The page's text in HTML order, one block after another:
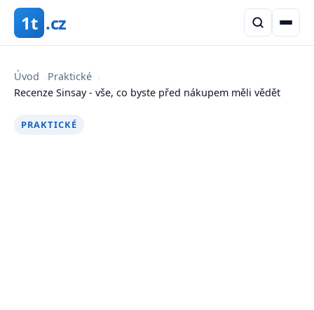
1t .cz
Úvod ›Praktické ›
Recenze Sinsay - vše, co byste před nákupem měli vědět
PRAKTICKÉ